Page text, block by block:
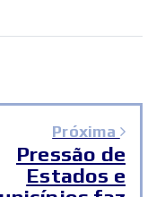
Próxima
Pressão de
Estados e